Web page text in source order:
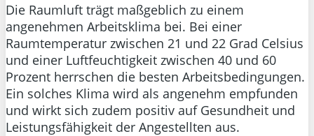
Die Raumluft trägt maßgeblich zu einem
angenehmen Arbeitsklima bei. Bei einer
Raumtemperatur zwischen 21 und 22 Grad Celsius
und einer Luftfeuchtigkeit zwischen 40 und 60
Prozent herrschen die besten Arbeitsbedingungen.
Ein solches Klima wird als angenehm empfunden
und wirkt sich zudem positiv auf Gesundheit und
Leistungsfähigkeit der Angestellten aus.